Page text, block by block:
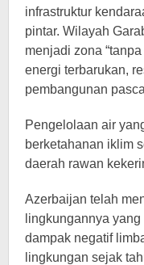
infrastruktur
pintar. Wilayah
menjadi zona
energi terbarukan,
pembangunan
Pengelolaan air
berketahanan iklim
daerah rawan
Azerbaijan telah
lingkungannya
dampak negatif
lingkungan sejak